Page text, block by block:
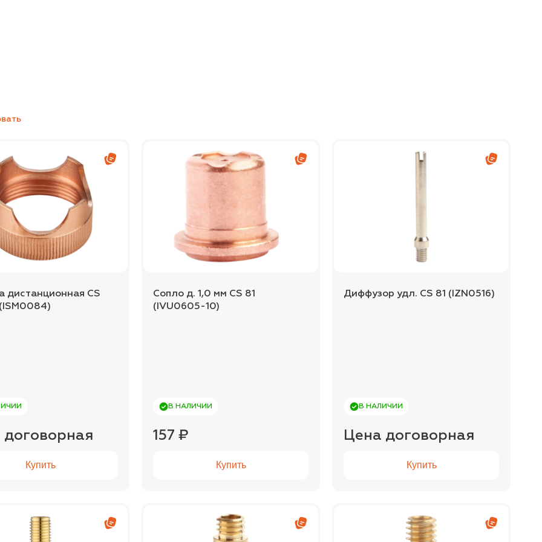
дистанционная CS
(ISM0084)
Купить
Сопло д. 1,0 мм CS 81
(IVU0605-10)
В НАЛИЧИИ
157 ₽
Купить
Диффузор удл. CS 81 (IZN0516)
В НАЛИЧИИ
Цена договорная
Купить